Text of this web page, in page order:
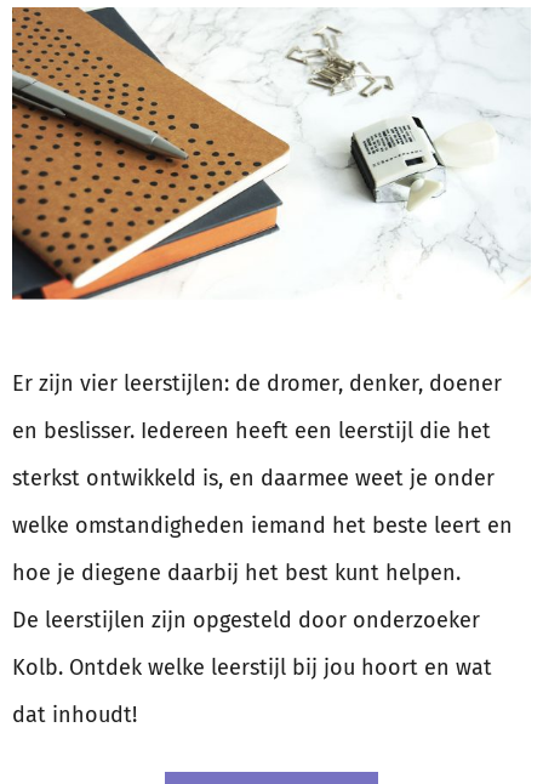
Er zijn vier leerstijlen: de dromer, denker, doener
en beslisser. Iedereen heeft een leerstijl die het
sterkst ontwikkeld is, en daarmee weet je onder
welke omstandigheden iemand het beste leert en
hoe je diegene daarbij het best kunt helpen.
De leerstijlen zijn opgesteld door onderzoeker
Kolb. Ontdek welke leerstijl bij jou hoort en wat
dat inhoudt!